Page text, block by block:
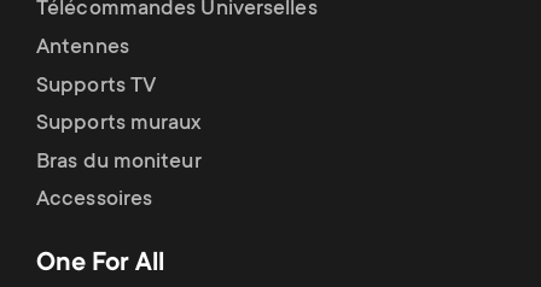
Télécommandes Universelles
Antennes
Supports TV
Supports muraux
Bras du moniteur
Accessoires
One For All